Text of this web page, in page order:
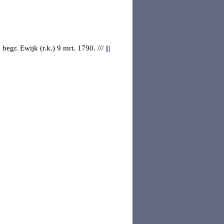
begr. Ewijk (r.k.) 9 mrt. 1790. ///|||